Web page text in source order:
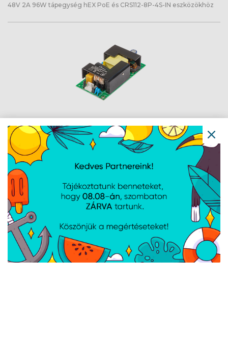
48V 2A 96W tápegység hEX PoE és CRS112-8P-4S-IN eszközökhöz
MikroTik Belső tápegység revision r2
CCR1016 sorozathoz
Cikkszám:GB60AS12 Gyártói cikkszám:GB60A-S12
Belső tápegység revision r2 CCR1016 sorozathoz, 12V 5A